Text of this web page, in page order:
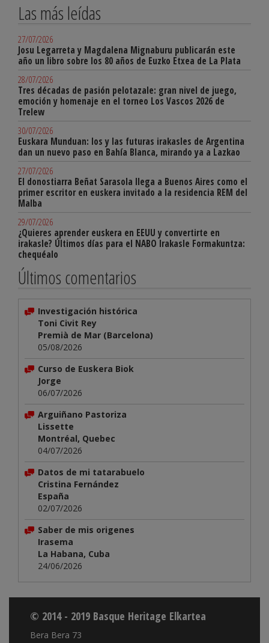
Las más leídas
27/07/2026
Josu Legarreta y Magdalena Mignaburu publicarán este
año un libro sobre los 80 años de Euzko Etxea de La Plata
28/07/2026
Tres décadas de pasión pelotazale: gran nivel de juego,
emoción y homenaje en el torneo Los Vascos 2026 de
Trelew
30/07/2026
Euskara Munduan: los y las futuras irakasles de Argentina
dan un nuevo paso en Bahía Blanca, mirando ya a Lazkao
27/07/2026
El donostiarra Beñat Sarasola llega a Buenos Aires como el
primer escritor en euskera invitado a la residencia REM del
Malba
29/07/2026
¿Quieres aprender euskera en EEUU y convertirte en
irakasle? Últimos días para el NABO Irakasle Formakuntza:
chequéalo
Últimos comentarios
Investigación histórica
Toni Civit Rey
Premià de Mar (Barcelona)
05/08/2026
Curso de Euskera Biok
Jorge
06/07/2026
Arguiñano Pastoriza
Lissette
Montréal, Quebec
04/07/2026
Datos de mi tatarabuelo
Cristina Fernández
España
02/07/2026
Saber de mis origenes
Irasema
La Habana, Cuba
24/06/2026
© 2014 - 2019 Basque Heritage Elkartea
Bera Bera 73